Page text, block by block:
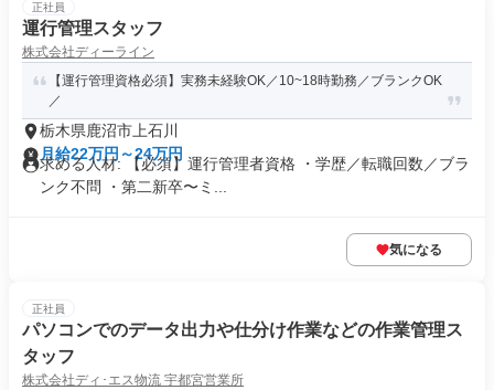
正社員
運行管理スタッフ
株式会社ディーライン
【運行管理資格必須】実務未経験OK／10~18時勤務／ブランクOK
／
栃木県鹿沼市上石川
月給22万円～24万円
求める人材: 【必須】運行管理者資格 ・学歴／転職回数／ブラ
ンク不問 ・第二新卒〜ミ...
気になる
正社員
パソコンでのデータ出力や仕分け作業などの作業管理ス
タッフ
株式会社ディ･エス物流 宇都宮営業所